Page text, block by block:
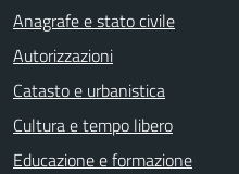
Anagrafe e stato civile
Autorizzazioni
Catasto e urbanistica
Cultura e tempo libero
Educazione e formazione